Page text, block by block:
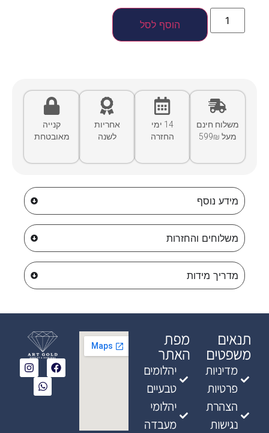
הוסף לסל
קנייה
מאובטחת
אחריות
לשנה
14 ימי
החזרה
משלוח חינם
מעל 599₪
מידע נוסף
משלוחים והחזרות
מדריך מידות
מפת
האתר
יהלומים
טבעיים
יהלומי
מעבדה
תנאים
משפטים
מדיניות
פרטיות
הצהרת
נגישות